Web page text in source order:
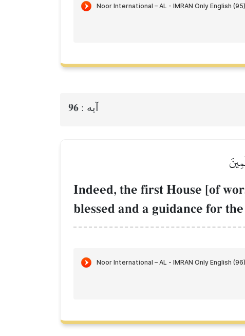
آيه : 96
Indeed, the first House [of
blessed and a guidance for